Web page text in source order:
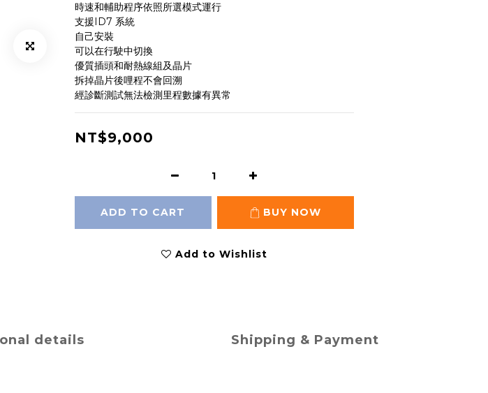
時速和輔助程序依照所選模式運行
支援ID7 系統
自己安裝
可以在行駛中切換
優質插頭和耐熱線組及晶片
拆掉晶片後哩程不會回溯
經診斷測試無法檢測里程數據有異常
NT$9,000
ADD TO CART BUY NOW
Add to Wishlist
details Shipping & Payment